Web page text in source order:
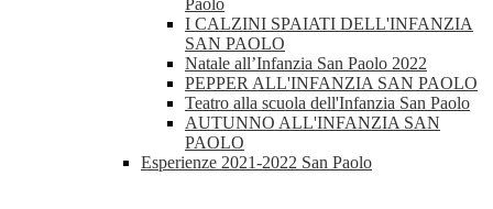
Paolo
I CALZINI SPAIATI DELL'INFANZIA
SAN PAOLO
Natale all’Infanzia San Paolo 2022
PEPPER ALL'INFANZIA SAN PAOLO
Teatro alla scuola dell'Infanzia San Paolo
AUTUNNO ALL'INFANZIA SAN
PAOLO
Esperienze 2021-2022 San Paolo